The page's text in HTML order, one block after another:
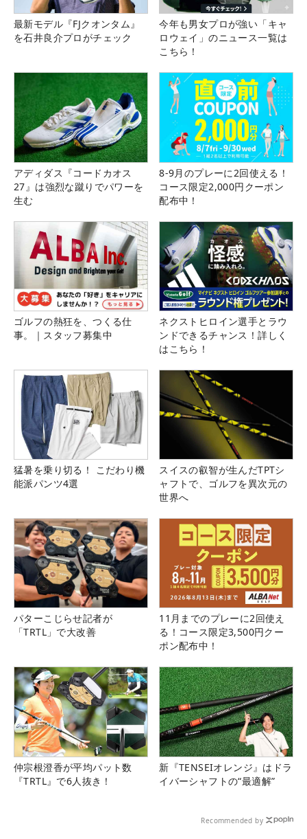
最新モデル『FJクオンタム』
を石井良介プロがチェック
今年も男女プロが強い「キャ
ロウェイ」のニュース一覧は
こちら！
アディダス『コードカオス
27』は強烈な蹴りでパワーを
生む
8-9月のプレーに2回使える！
コース限定2,000円クーポン
配布中！
ゴルフの熱狂を、つくる仕
事。｜スタッフ募集中
ネクストヒロイン選手とラウ
ンドできるチャンス！詳しく
はこちら！
猛暑を乗り切る！ こだわり機
能派パンツ4選
スイスの叡智が生んだTPTシ
ャフトで、ゴルフを異次元の
世界へ
パターこじらせ記者が
「TRTL」で大改善
11月までのプレーに2回使え
る！コース限定3,500円クー
ポン配布中！
仲宗根澄香が平均パット数
『TRTL』で6人抜き！
新『TENSEIオレンジ』はドラ
イバーシャフトの“最適解”
Recommended by